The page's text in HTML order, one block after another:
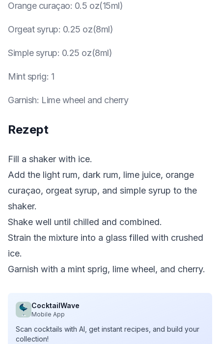
Orange curaçao: 0.5 oz(15ml)
Orgeat syrup: 0.25 oz(8ml)
Simple syrup: 0.25 oz(8ml)
Mint sprig: 1
Garnish: Lime wheel and cherry
Rezept
Fill a shaker with ice.
Add the light rum, dark rum, lime juice, orange
curaçao, orgeat syrup, and simple syrup to the
shaker.
Shake well until chilled and combined.
Strain the mixture into a glass filled with crushed
ice.
Garnish with a mint sprig, lime wheel, and cherry.
CocktailWave
Mobile App
Scan cocktails with AI, get instant recipes, and build your
collection!